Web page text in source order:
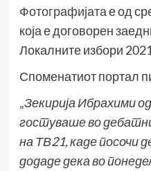
Фотографијатае од
која е договорен
Локалните избори
Споменатиот портал
„Зекирија Ибрахими
гостуваше во
на ТВ21, каде посочи
додаде дека во